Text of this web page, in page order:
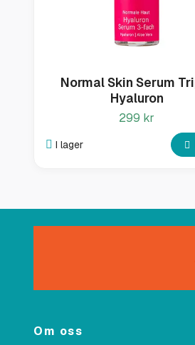
Normal Skin Serum
Hyaluron
299 kr
I lager
Om oss